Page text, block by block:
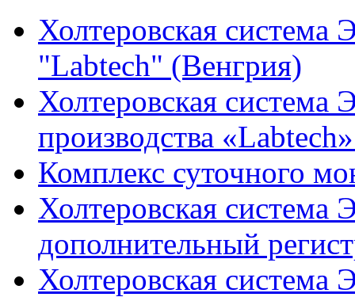
Холтеровская система
"Labtech" (Венгрия)
Холтеровская
производства
Комплекс суточного
Холтеровская
дополнительный
Холтеровская